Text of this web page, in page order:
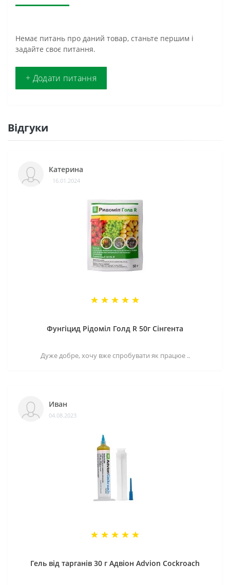
Немає питань про даний товар, станьте першим і
задайте своє питання.
+ Додати питання
Відгуки
Катерина
16.01.2024
Фунгіцид Рідоміл Голд R 50г Сінгента
Дуже добре, хочу вже спробувати як працюе ..
Иван
04.08.2023
Гель від тарганів 30 г Адвіон Advion Cockroach